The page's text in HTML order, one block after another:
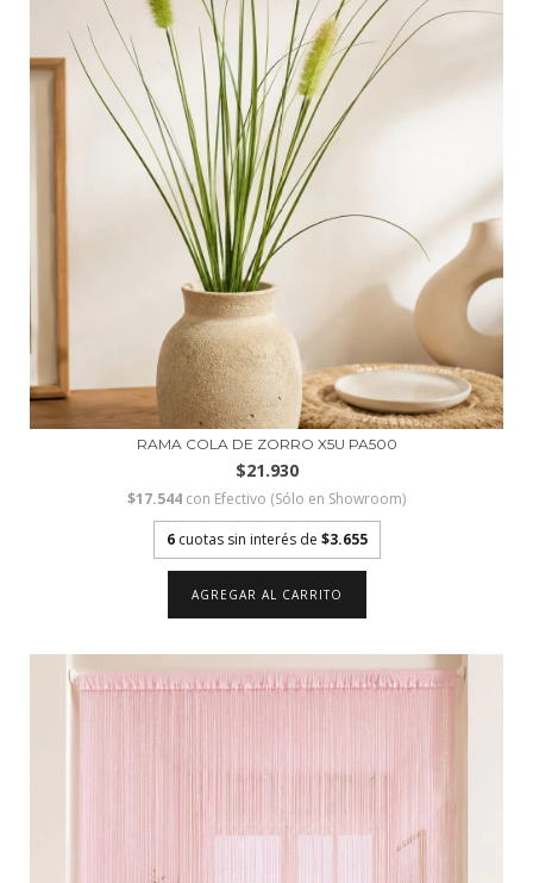
RAMA COLA DE ZORRO X5U PA500
$21.930
$17.544 con Efectivo (Sólo en Showroom)
6 cuotas sin interés de $3.655